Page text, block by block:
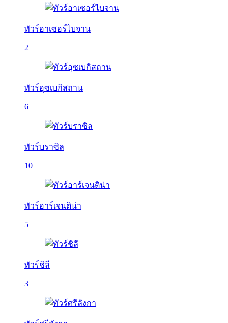
ทัวร์อาเซอร์ไบจาน
2
ทัวร์อุซเบกิสถาน
6
ทัวร์บราซิล
10
ทัวร์อาร์เจนติน่า
5
ทัวร์ชิลี
3